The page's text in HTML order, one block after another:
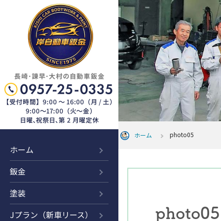
ホーム
鈑金
塗装
Jプラン（新車リース）
ホーム photo05
photo05